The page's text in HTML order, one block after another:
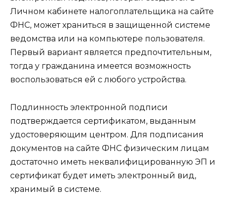
Личном кабинете налогоплательщика на сайте
ФНС, может храниться в защищенной системе
ведомства или на компьютере пользователя.
Первый вариант является предпочтительным,
тогда у гражданина имеется возможность
воспользоваться ей с любого устройства.
Подлинность электронной подписи
подтверждается сертификатом, выданным
удостоверяющим центром. Для подписания
документов на сайте ФНС физическим лицам
достаточно иметь неквалифицированную ЭП и
сертификат будет иметь электронный вид,
хранимый в системе.